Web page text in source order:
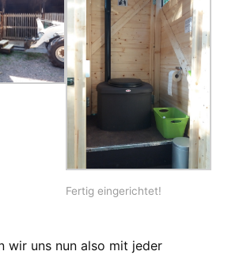
Fertig eingerichtet!
wir uns nun also mit jeder